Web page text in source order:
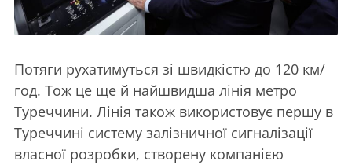
Потяги рухатимуться зі швидкістю до 120 км/
год. Тож це ще й найшвидша лінія метро
Туреччини. Лінія також використовує першу в
Туреччині систему залізничної сигналізації
власної розробки, створену компанією